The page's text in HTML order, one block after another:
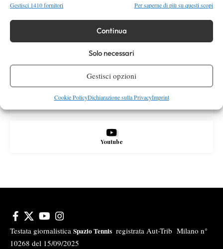
Gestisci 1410 fornitori Per saperne di più su questi scopi
Continua
Solo necessari
Gestisci opzioni
Cookie PolicyDichiarazione sulla PrivacyImprint
Facebook
X
Youtube
Testata giornalistica Spazio Tennis registrata Aut-Trib Milano n°
10268 del 15/09/2025